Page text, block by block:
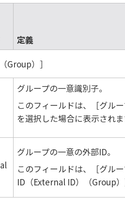
定義
Group）
グループの一意識別子。
このフィールドは、
グルー
を選択した場合に表示されま
グループの一意の外部ID。
このフィールドは、
グル
ID（External ID）（Group）